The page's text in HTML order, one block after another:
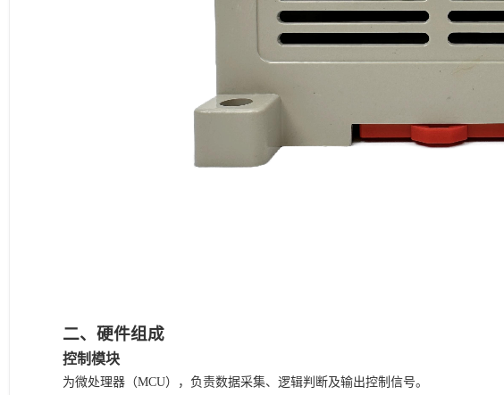
二、硬件组成
控制模块
为微处理器（MCU），负责数据采集、逻辑判断及输出控制信号。